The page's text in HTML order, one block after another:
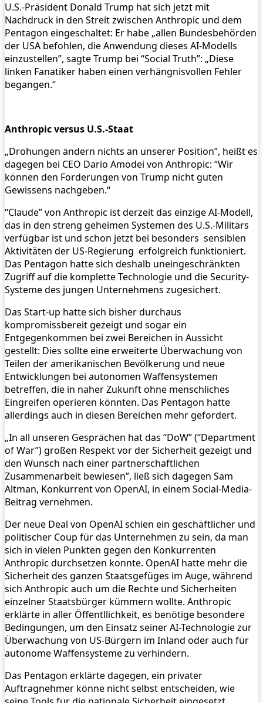
U.S.-Präsident Donald Trump hat sich jetzt mit
Nachdruck in den Streit zwischen Anthropic und dem
Pentagon eingeschaltet: Er habe „allen Bundesbehörden
der USA befohlen, die Anwendung dieses AI-Modells
einzustellen”, sagte Trump bei “Social Truth”: „Diese
linken Fanatiker haben einen verhängnisvollen Fehler
begangen.“
Anthropic versus U.S.-Staat
„Drohungen ändern nichts an unserer Position”, heißt es
dagegen bei CEO Dario Amodei von Anthropic: “Wir
können den Forderungen von Trump nicht guten
Gewissens nachgeben.“
“Claude” von Anthropic ist derzeit das einzige AI-Modell,
das in den streng geheimen Systemen des U.S.-Militärs
verfügbar ist und schon jetzt bei besonders sensiblen
Aktivitäten der US-Regierung erfolgreich funktioniert.
Das Pentagon hatte sich deshalb uneingeschränkten
Zugriff auf die komplette Technologie und die Security-
Systeme des jungen Unternehmens zugesichert.
Das Start-up hatte sich bisher durchaus
kompromissbereit gezeigt und sogar ein
Entgegenkommen bei zwei Bereichen in Aussicht
gestellt: Dies sollte eine erweiterte Überwachung von
Teilen der amerikanischen Bevölkerung und neue
Entwicklungen bei autonomen Waffensystemen
betreffen, die in naher Zukunft ohne menschliches
Eingreifen operieren könnten. Das Pentagon hatte
allerdings auch in diesen Bereichen mehr gefordert.
„In all unseren Gesprächen hat das “DoW” (“Department
of War”) großen Respekt vor der Sicherheit gezeigt und
den Wunsch nach einer partnerschaftlichen
Zusammenarbeit bewiesen”, ließ sich dagegen Sam
Altman, Konkurrent von OpenAI, in einem Social-Media-
Beitrag vernehmen.
Der neue Deal von OpenAI schien ein geschäftlicher und
politischer Coup für das Unternehmen zu sein, da man
sich in vielen Punkten gegen den Konkurrenten
Anthropic durchsetzen konnte. OpenAI hatte mehr die
Sicherheit des ganzen Staatsgefüges im Auge, während
sich Anthropic auch um die Rechte und Sicherheiten
einzelner Staatsbürger kümmern wollte. Anthropic
erklärte in aller Öffentllichkeit, es benötige besondere
Bedingungen, um den Einsatz seiner AI-Technologie zur
Überwachung von US-Bürgern im Inland oder auch für
autonome Waffensysteme zu verhindern.
Das Pentagon erklärte dagegen, ein privater
Auftragnehmer könne nicht selbst entscheiden, wie